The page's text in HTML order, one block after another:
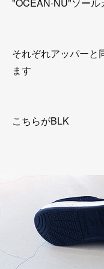
それぞれアッパーと
ます
こちらがBLK